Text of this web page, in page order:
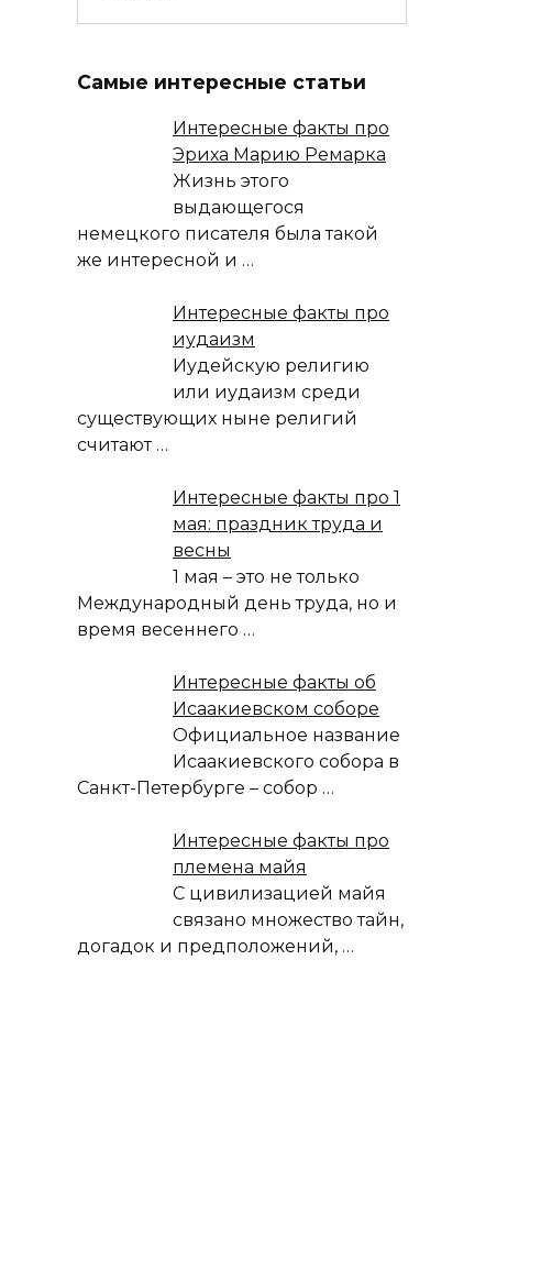
Самые интересные статьи
Интересные факты про
Эриха Марию Ремарка
Жизнь этого
выдающегося
немецкого писателя была такой
же интересной и …
Интересные факты про
иудаизм
Иудейскую религию
или иудаизм среди
существующих ныне религий
считают …
Интересные факты про 1
мая: праздник труда и
весны
1 мая – это не только
Международный день труда, но и
время весеннего …
Интересные факты об
Исаакиевском соборе
Официальное название
Исаакиевского собора в
Санкт-Петербурге – собор …
Интересные факты про
племена майя
С цивилизацией майя
связано множество тайн,
догадок и предположений, …